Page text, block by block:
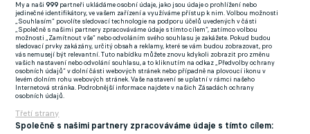
My a naši999 partneři ukládáme osobní údaje, jako jsou údaje o prohlížení nebo
jedinečné identifikátory, ve vašem zařízení a využíváme přístup k nim. Volbou možnosti
„Souhlasím“ povolíte sledovací technologie na podporu účelů uvedených v části
„Společně s našimi partnery zpracováváme údaje s tímto cílem“, zatímco volbou
možnosti „Zamítnout vše“ nebo odvoláním svého souhlasu je zakážete. Pokud budou
sledovací prvky zakázány, určitý obsah a reklamy, které se vám budou zobrazovat, pro
vás nemusejí být relevantní. Tuto nabídku můžete znovu kdykoli zobrazit pro změnu
vašich nastavení nebo odvolání souhlasu, a to kliknutím na odkaz „Předvolby ochrany
osobních údajů“ v dolní části webových stránek nebo případně na plovoucí ikonu v
levém dolním rohu webových stránek. Vaše nastavení se uplatní v rámci našeho
Internetová stránka. Podrobnější informace najdete v našich Zásadách ochrany
osobních údajů.
Třetí strany
Společně s našimi partnery zpracováváme údaje s tímto cílem: